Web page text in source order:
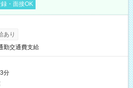
・面接OK
あり
勤交通費支給
分